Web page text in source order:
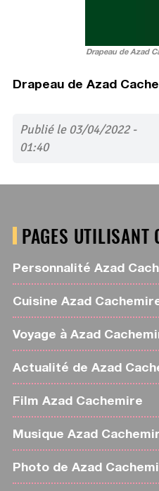
Drapeau de Azad
Drapeau de Azad
Publié le 03/04/2022 -
01:40
PAGES UTILISANT
Personnalité Azad
Cuisine Azad
Voyage à Azad
Actualité de Azad
Film Azad Cachemire
Musique Azad
Photo de Azad